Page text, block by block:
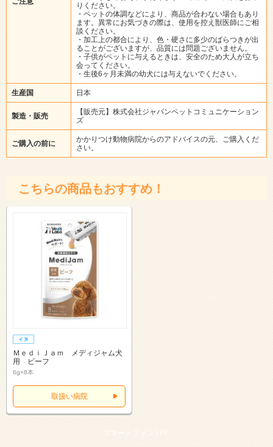
りください。
・ペットの体調などにより、商品が合わない場合もあり
ます。異常にお気づきの際は、使用を控え獣医師にご相
談ください。
・加工上の都合により、色・硬さに多少のばらつきが出
ることがございますが、品質には問題ございません。
・子供がペットに与えるときは、安全のため大人が立ち
会ってください。
・生後6ヶ月未満の幼犬には与えないでください。
生産国 日本
製造・販売
【販売元】株式会社ジャパンペットコミュニケーション
ズ
ご購入の前に
かかりつけ動物病院からのアドバイスの元、ご購入くだ
さい。
こちらの商品もおすすめ！
ＭｅｄｉＪａｍ メディジャム犬
用 ビーフ
6g×8本
取扱い病院
スマートフォン | PC